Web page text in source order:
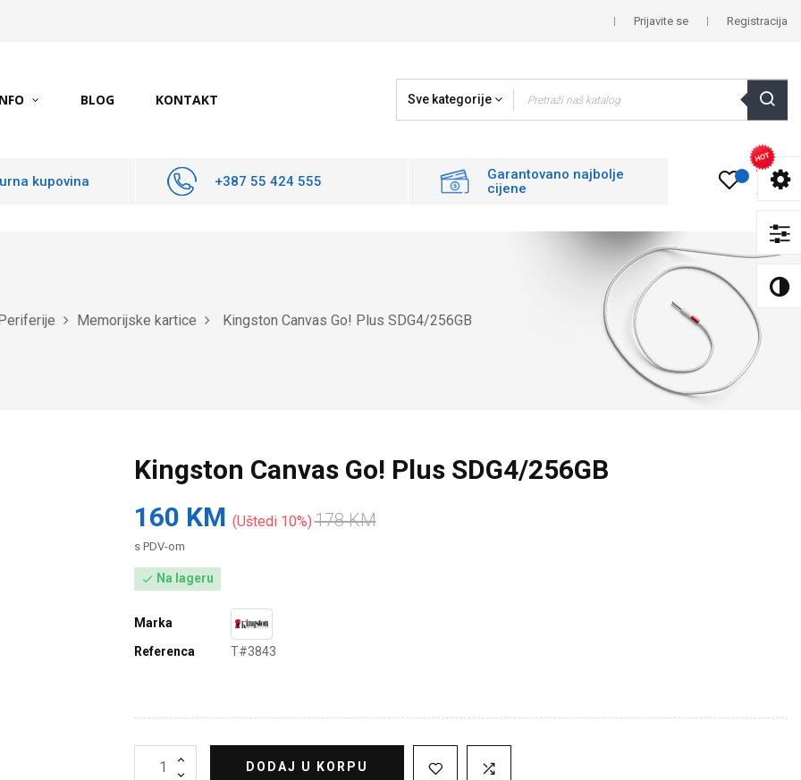
Prijavite se Registracija
BLOG KONTAKT Sve kategorije
kupovina +387 55 424 555
Garantovano najbolje
cijene
0
Memorijske kartice Kingston Canvas Go! Plus SDG4/256GB
Kingston Canvas Go! Plus SDG4/256GB
160 KM
Uštedi 10% 178 KM
s PDV-om
 Na lageru
Marka
Referenca
T#3843
DODAJ U KORPU